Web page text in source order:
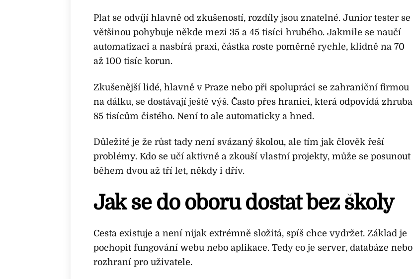
Plat se odvíjí hlavně od zkušeností, rozdíly jsou znatelné. Junior tester se
většinou pohybuje někde mezi 35 a 45 tisíci hrubého. Jakmile se naučí
automatizaci a nasbírá praxi, částka roste poměrně rychle, klidně na 70
až 100 tisíc korun.
Zkušenější lidé, hlavně v Praze nebo při spolupráci se zahraniční firmou
na dálku, se dostávají ještě výš. Často přes hranici, která odpovídá zhruba
85 tisícům čistého. Není to ale automaticky a hned.
Důležité je že růst tady není svázaný školou, ale tím jak člověk řeší
problémy. Kdo se učí aktivně a zkouší vlastní projekty, může se posunout
během dvou až tří let, někdy i dřív.
Jak se do oboru dostat bez školy
Cesta existuje a není nijak extrémně složitá, spíš chce vydržet. Základ je
pochopit fungování webu nebo aplikace. Tedy co je server, databáze nebo
rozhraní pro uživatele.